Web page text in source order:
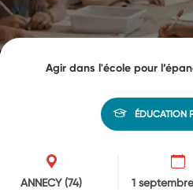
Agir dans l'école pour
ÉDUCATION
ANNECY(74) 1